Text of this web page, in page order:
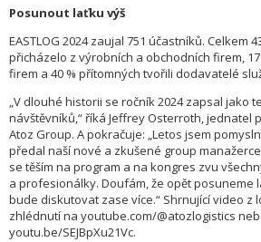
Posunout laťku výš
EASTLOG 2024 zaujal 751 účastníků. Celkem
přicházelo z výrobních a obchodních firem,
firem a 40 % přítomných tvořili dodavatelé
„V dlouhé historii se ročník 2024 zapsal jako
návštěvníků,“ říká Jeffrey Osterroth, jednatel
Atoz Group. A pokračuje: „Letos jsem
předal naší nové a zkušené group
se těším na program a na kongres zvu
a profesionálky. Doufám, že opět posuneme
bude diskutovat zase více.“ Shrnující video z
zhlédnutí na youtube.com/@atozlogistics
youtu.be/SEJBpXu21Vc.